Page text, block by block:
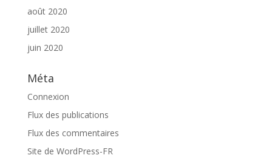
août 2020
juillet 2020
juin 2020
Méta
Connexion
Flux des publications
Flux des commentaires
Site de WordPress-FR